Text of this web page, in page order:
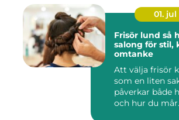
01. jul
Frisör lund så hittar du rätt
salong för stil,
omtanke
Att välja frisör
som en liten
påverkar både
och hur du mår.